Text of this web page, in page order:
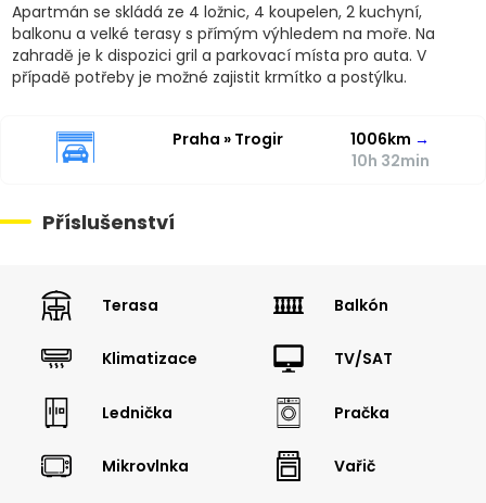
Apartmán se skládá ze 4 ložnic, 4 koupelen, 2 kuchyní,
balkonu a velké terasy s přímým výhledem na moře. Na
zahradě je k dispozici gril a parkovací místa pro auta. V
případě potřeby je možné zajistit krmítko a postýlku.
Praha » Trogir 1006km →
10h 32min
Příslušenství
Terasa Balkón
Klimatizace TV/SAT
Lednička Pračka
Mikrovlnka Vařič